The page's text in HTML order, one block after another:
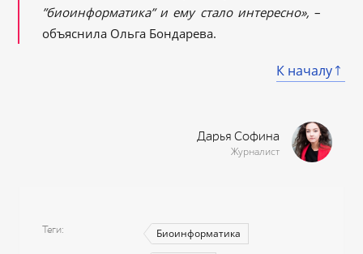
”биоинформатика” и ему стало интересно», –
объяснила Ольга Бондарева.
К началу
Дарья Софина
Журналист
Теги Биоинформатика